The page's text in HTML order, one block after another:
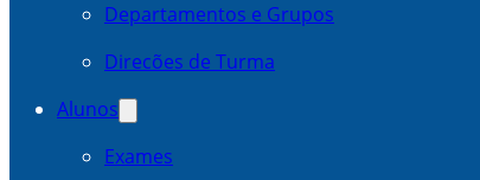
Departamentos e Grupos
Direcões de Turma
Alunos
Exames